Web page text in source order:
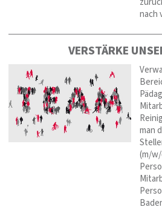
nach
VERSTÄRKE
man
(m/